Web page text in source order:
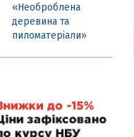
«Необроблена
деревина та
пиломатеріали»